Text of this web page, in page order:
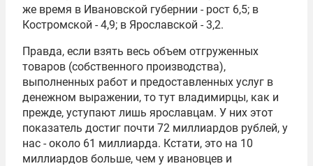
же время в Ивановской губернии - рост 6,5; в
Костромской - 4,9; в Ярославской - 3,2.
Правда, если взять весь объем отгруженных
товаров (собственного производства),
выполненных работ и предоставленных услуг в
денежном выражении, то тут владимирцы, как и
прежде, уступают лишь ярославцам. У них этот
показатель достиг почти 72 миллиардов рублей, у
нас - около 61 миллиарда. Кстати, это на 10
миллиардов больше, чем у ивановцев и